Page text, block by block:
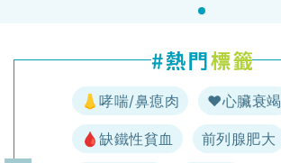
👃哮喘/鼻瘜肉 ♥️心臟衰竭
🩸缺鐵性貧血 前列腺肥大